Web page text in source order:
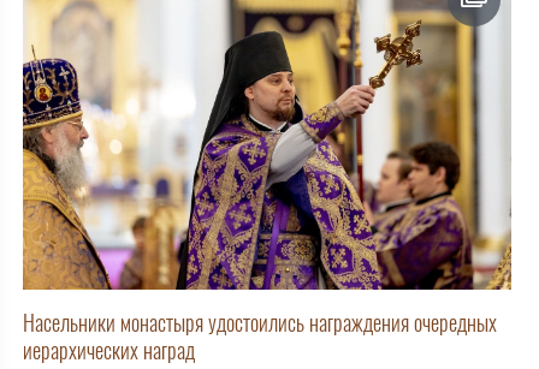
Насельники монастыря удостоились награждения очередных
иерархических наград